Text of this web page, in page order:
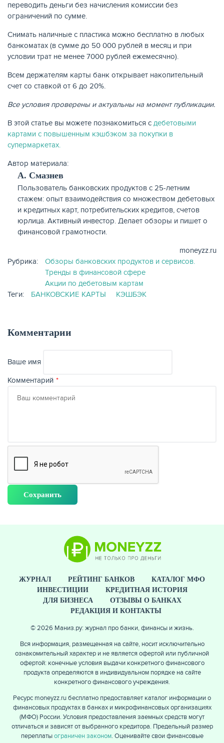
переводить деньги без начисления комиссии без
ограничений по сумме.
Снимать наличные с пластика можно бесплатно в любых
банкоматах (в сумме до 50 000 рублей в месяц и при
условии трат не менее 7000 рублей ежемесячно).
Всем держателям карты банк открывает накопительный
счет со ставкой от 6 до 20%.
Все условия проверены и актуальны на момент публикации.
В этой статье вы можете познакомиться с дебетовыми
картами с повышенным кэшбэком за покупки в
супермаркетах.
Автор материала:
А. Смазнев
Пользователь банковских продуктов с 25-летним
стажем: опыт взаимодействия со множеством дебетовых
и кредитных карт, потребительских кредитов, счетов
юрлица. Активный инвестор. Делает обзоры и пишет о
финансовой грамотности.
moneyzz.ru
Рубрика:
Обзоры банковских продуктов и сервисов.
Тренды в финансовой сфере
Акции по дебетовым картам
Теги:
БАНКОВСКИЕ КАРТЫ КЭШБЭК
Комментарии
Ваше имя
Комментарий
ЖУРНАЛ РЕЙТИНГ БАНКОВ
КАТАЛОГ МФО
ИНВЕСТИЦИИ
КРЕДИТНАЯ ИСТОРИЯ
ДЛЯ БИЗНЕСА
ОТЗЫВЫ О БАНКАХ
РЕДАКЦИЯ И КОНТАКТЫ
© 2026 Маниз.ру: журнал про банки, финансы и жизнь.
Вся информация, размещенная на сайте, носит исключительно
ознакомительный характер и не является офертой или публичной
офертой: конечные условия выдачи конкретного финансового
продукта определяются в индивидуальном порядке на сайте
конкретного финансового учреждения.
Ресурс moneyzz.ru бесплатно предоставляет каталог информации о
финансовых продуктах в банках и микрофинансовых организациях
(МФО) России. Условия предоставления заемных средств могут
отличаться и зависят от выбранного кредитора. Предельный размер
переплатыограничен законом. Оценивайте свои финансовые